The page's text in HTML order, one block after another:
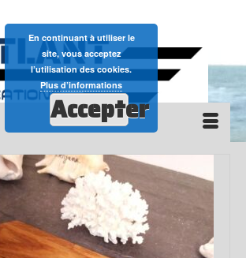
En continuant à utiliser le
site, vous acceptez
l’utilisation des cookies.
Plus d’informations
Accepter